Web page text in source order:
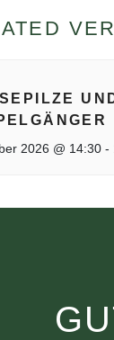
2026 @ 14:30 -